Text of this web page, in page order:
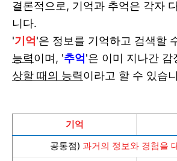
결론적으로, 기억과 추억은 각자
니다.
'기억'은 정보를 기억하고 검색할
능력이며, '추억'은 이미 지나간 감
상할 때의 능력이라고 할 수 있습
기억
공통점) 과거의 정보와 경험을